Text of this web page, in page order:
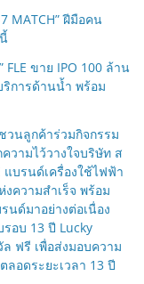
MATCH” ฝีมือคน
ขาย IPO 100 ล้าน
การด้านน้ำ พร้อม
วนลูกค้าร่วมกิจกรรม
วามไว้วางใจบริษัท ส
แบรนด์เครื่องใช้ไฟฟ้า
ความสำเร็จ พร้อม
ด์มาอย่างต่อเนื่อง
รอบ 13 ปี Lucky
ฟรี เพื่อส่งมอบความ
อดระยะเวลา 13 ปี